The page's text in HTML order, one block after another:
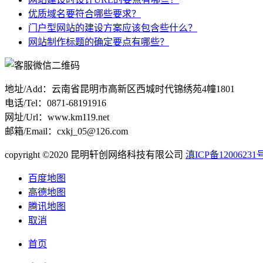
优质域名要符合哪些要求？
门户型网站的建设方案应该包含些什么？
网站制作标题的确定要点有哪些？
地址/Add：云南省昆明市高新区西城时代锦绣苑4幢1801
电话/Tel：0871-68191916
网址/Url：www.km119.net
邮箱/Email：cxkj_05@126.com
copyright ©2020 昆明轩创网络科技有限公司 滇ICP备12006231
百度地图
高德地图
腾讯地图
取消
首页